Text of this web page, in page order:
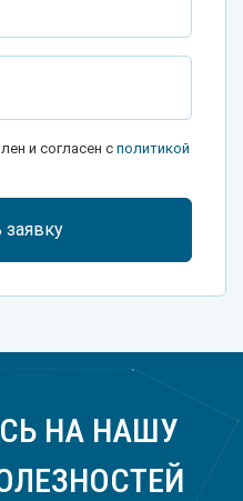
и согласен с политикой
заявку
НА НАШУ